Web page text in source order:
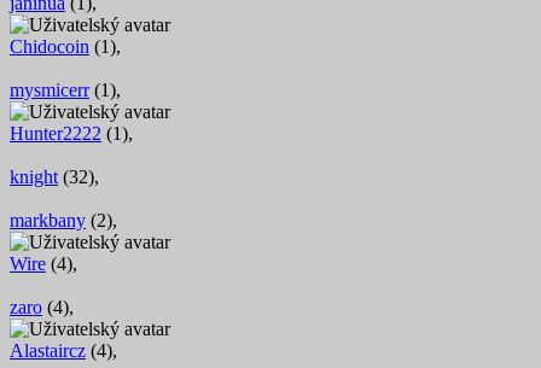
Chidocoin (1),
mysmicerr(1),
Hunter2222 (1),
knight (32),
markbany (2),
Wire (4),
zaro (4),
Alastaircz (4),